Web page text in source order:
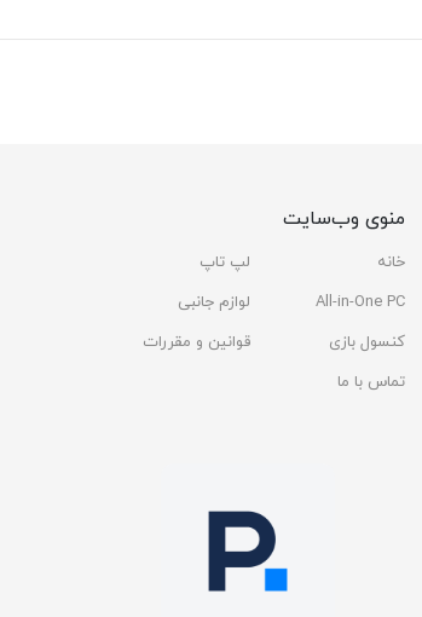
منوی وب‌سایت
خانه
لپ تاپ
All-in-One PC
لوازم جانبی
کنسول بازی
قوانین و مقررات
تماس با ما